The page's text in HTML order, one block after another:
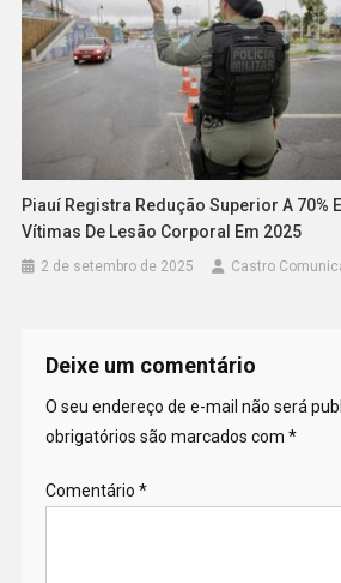
Piauí Registra Redução Superior A 70%
Vítimas De Lesão Corporal Em 2025
2 de setembro de 2025 Castro
Deixe um comentário
O seu endereço de e-mail não será
obrigatórios são marcados com *
Comentário *